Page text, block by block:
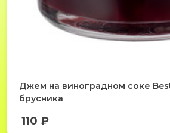
Джем на виноградном соке
брусника
110 ₽